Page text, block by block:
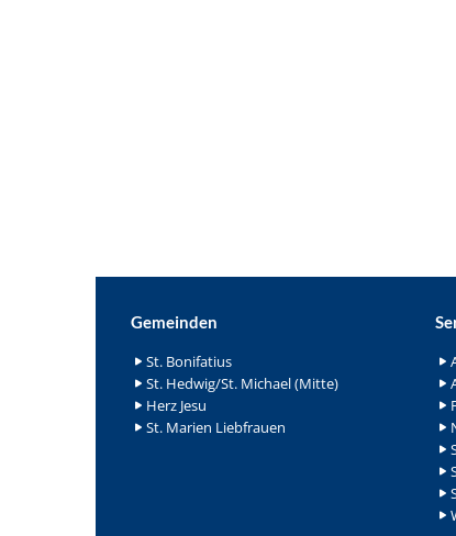
Gemeinden
St. Bonifatius
St. Hedwig/St. Michael (Mitte)
Herz Jesu
St. Marien Liebfrauen